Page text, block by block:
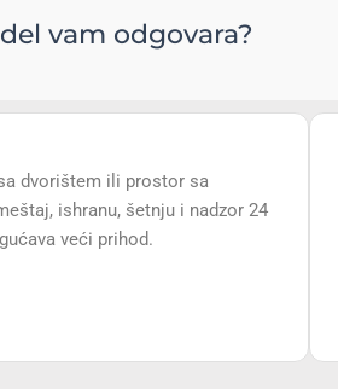
vam odgovara?
dvorištem ili prostor sa
ishranu, šetnju i nadzor 24
veći prihod.